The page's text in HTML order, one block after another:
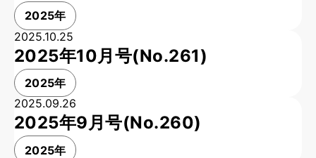
2025年
2025.10.25
2025年10月号(No.261)
2025年
2025.09.26
2025年9月号(No.260)
2025年